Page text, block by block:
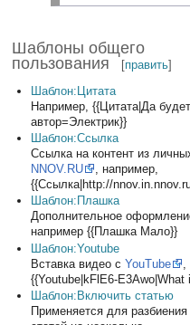
Шаблоны общего
пользования
[править]
Шаблон:Цитата
Например, {{Цитата|Да будет
автор=Электрик}}
Шаблон:Ссылка
Ссылка на контент из
NNOV.RU
, например,
{{Ссылка|http://
Шаблон:Плашка
Дополнительное
например {{Плашка Мало}}
Шаблон:Youtube
Вставка видео с YouTube
{{Youtube|kFlE6-E3Awo|What
Шаблон:Включить статью
Применяется для